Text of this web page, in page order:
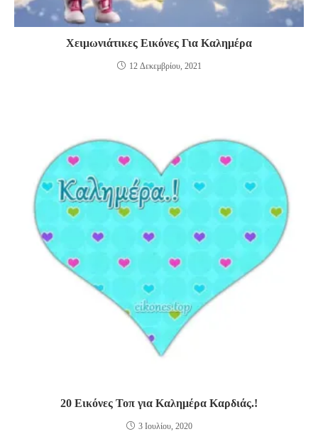
Χειμωνιάτικες Εικόνες Για Καλημέρα
12 Δεκεμβρίου, 2021
20 Εικόνες Τοπ για Καλημέρα Καρδιάς.!
3 Ιουλίου, 2020